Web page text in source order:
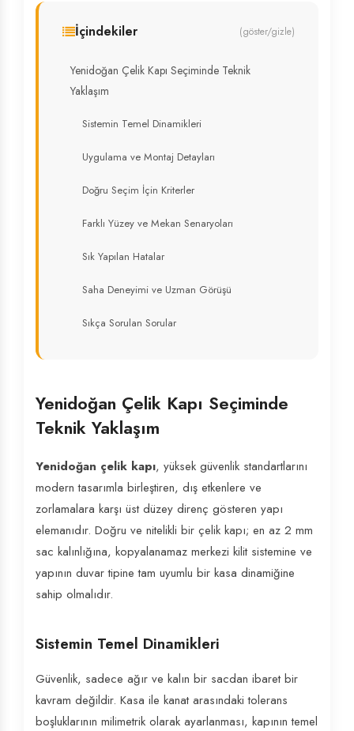
İçindekiler (göster/gizle)
Yenidoğan Çelik Kapı Seçiminde Teknik
Yaklaşım
Sistemin Temel Dinamikleri
Uygulama ve Montaj Detayları
Doğru Seçim İçin Kriterler
Farklı Yüzey ve Mekan Senaryoları
Sık Yapılan Hatalar
Saha Deneyimi ve Uzman Görüşü
Sıkça Sorulan Sorular
Yenidoğan Çelik Kapı Seçiminde
Teknik Yaklaşım
Yenidoğan çelik kapı, yüksek güvenlik standartlarını
modern tasarımla birleştiren, dış etkenlere ve
zorlamalara karşı üst düzey direnç gösteren yapı
elemanıdır. Doğru ve nitelikli bir çelik kapı; en az 2 mm
sac kalınlığına, kopyalanamaz merkezi kilit sistemine ve
yapının duvar tipine tam uyumlu bir kasa dinamiğine
sahip olmalıdır.
Sistemin Temel Dinamikleri
Güvenlik, sadece ağır ve kalın bir sacdan ibaret bir
kavram değildir. Kasa ile kanat arasındaki tolerans
boşluklarının milimetrik olarak ayarlanması, kapının temel